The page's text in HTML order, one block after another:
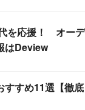
を応援！ オーデ
はDeview
すすめ11選【徹底